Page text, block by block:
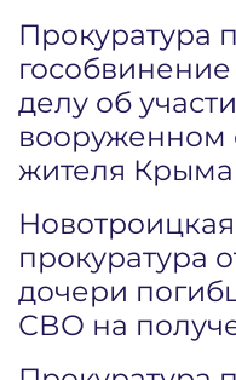
Прокуратура
делу об
жителя Крыма
прокуратура
дочери
СВО на